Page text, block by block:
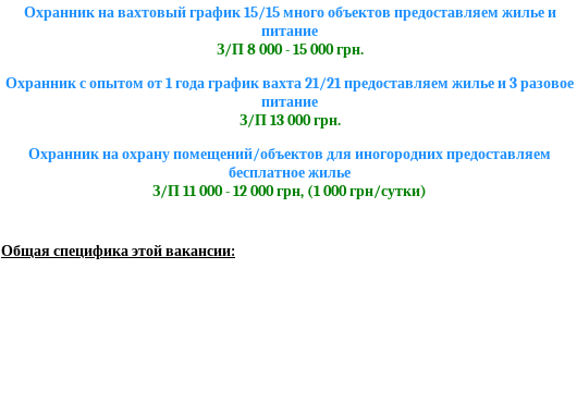
Охранник на вахтовый график 15/15 много объектов предоставляем жилье и
питание
З/П 8 000 - 15 000 грн.
Охранник с опытом от 1 года график вахта 21/21 предоставляем жилье и 3 разовое
питание
З/П 13 000 грн.
Охранник на охрану помещений/объектов для иногородних предоставляем
бесплатное жилье
З/П 11 000 - 12 000 грн, (1 000 грн/сутки)
Общая специфика этой вакансии: